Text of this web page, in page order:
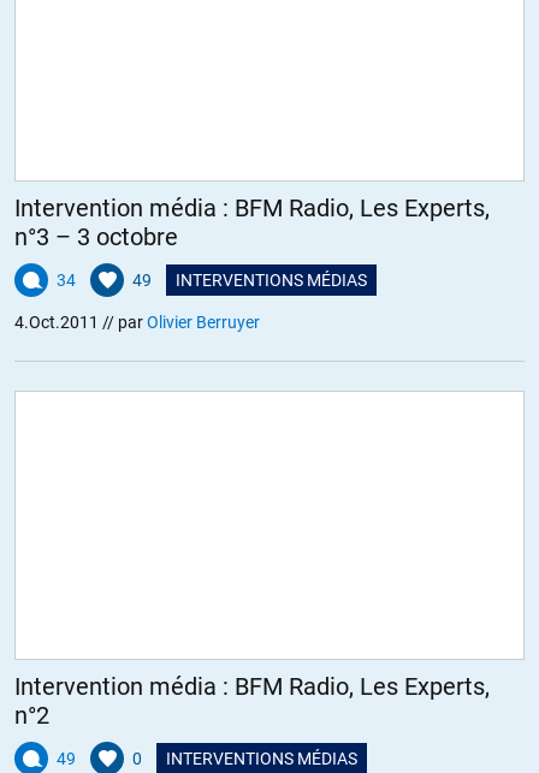
Intervention média : BFM Radio, Les Experts,
n°3 – 3 octobre
34 49 INTERVENTIONS MÉDIAS
4.Oct.2011 // parOlivier Berruyer
Intervention média : BFM Radio, Les Experts,
n°2
49 0 INTERVENTIONS MÉDIAS